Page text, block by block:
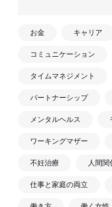
お金 キャリア
コミュニケーション
タイムマネジメント
パートナーシップ
メンタルヘルス
ワーキングマザー
不妊治療 人間関
仕事と家庭の両立